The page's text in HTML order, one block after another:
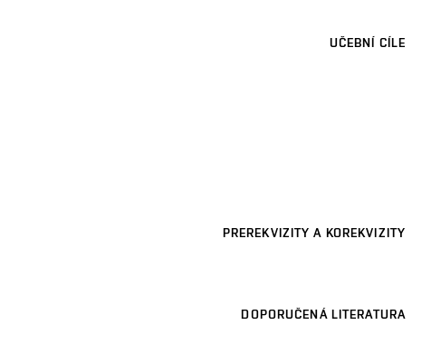
UČEBNÍ CÍLE
PREREKVIZITY A KOREKVIZITY
DOPORUČENÁ LITERATURA